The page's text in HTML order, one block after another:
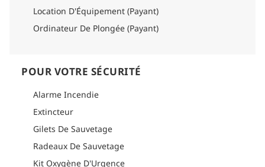
Location D'Équipement (Payant)
Ordinateur De Plongée (Payant)
POUR VOTRE SÉCURITÉ
Alarme Incendie
Extincteur
Gilets De Sauvetage
Radeaux De Sauvetage
Kit Oxygène D'Urgence